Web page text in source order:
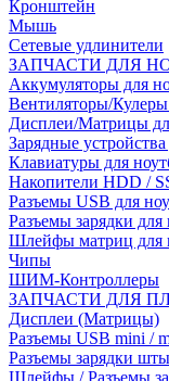
Кронштейн
Мышь
Сетевые удлинители
ЗАПЧАСТИ ДЛЯ
Аккумуляторы для
Вентиляторы/Кулеры
Дисплеи/Матрицы
Зарядные
Клавиатуры для
Накопители HDD /
Разъемы USB для
Разъемы зарядки для
Шлейфы матриц для
Чипы
ШИМ-Контроллеры
ЗАПЧАСТИ ДЛЯ
Дисплеи (Матрицы)
Разъемы USB mini /
Разъемы зарядки
Шлейфы / Разъемы